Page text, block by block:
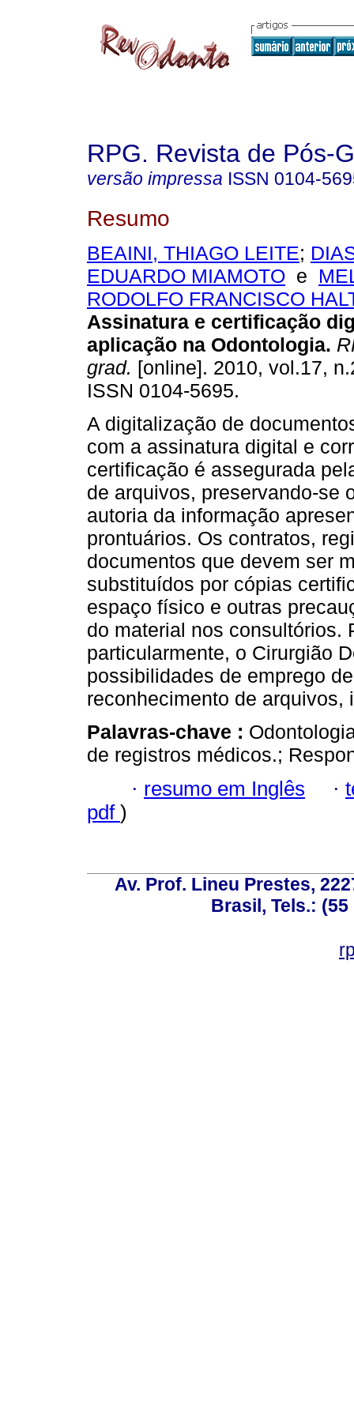
RPG. Revista de Pós-
versão impressa ISSN 0104-
Resumo
BEAINI, THIAGO LEITE;
EDUARDO MIAMOTO e
RODOLFO FRANCISCO
Assinatura e certificação
aplicação na Odontologia.
grad. [online]. 2010, vol.17,
ISSN 0104-5695.
A digitalização de
com a assinatura digital e
certificação é assegurada
de arquivos, preservando-se
autoria da informação
prontuários. Os contratos,
documentos que devem ser
substituídos por cópias
espaço físico e outras
do material nos consultórios.
particularmente, o Cirurgião
possibilidades de emprego
reconhecimento de
Palavras-chave :
de registros médicos.;
· resumo em Inglês ·
pdf )
Av. Prof. Lineu Prestes,
Brasil, Tels.: (55